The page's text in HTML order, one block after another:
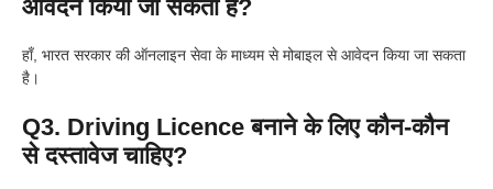
आवेदन किया जा सकता है?
हाँ, भारत सरकार की ऑनलाइन सेवा के माध्यम से मोबाइल से आवेदन किया जा सकता
है।
Q3. Driving Licence बनाने के लिए कौन-कौन
से दस्तावेज चाहिए?